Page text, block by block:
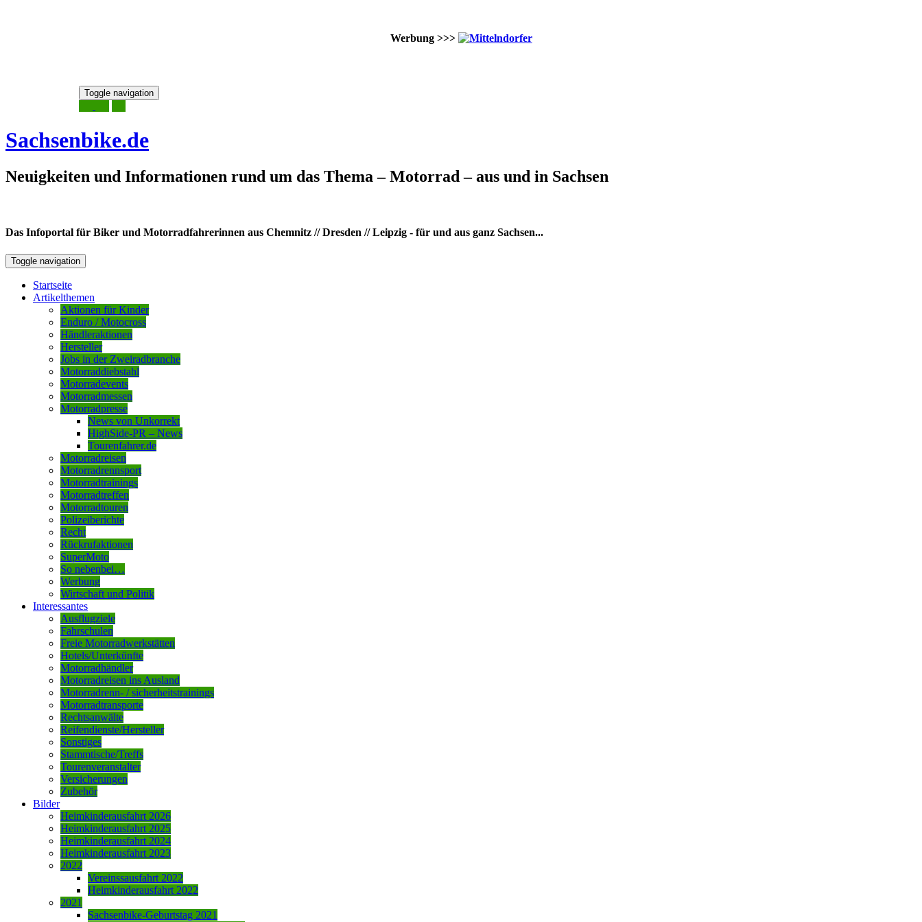
Werbung >>>
Toggle navigation
Sachsenbike.de
Neuigkeiten und Informationen rund um das Thema – Motorrad – aus und in Sachsen
Das Infoportal für Biker und Motorradfahrerinnen aus Chemnitz // Dresden // Leipzig - für und aus ganz Sachsen...
Toggle navigation
Startseite
Artikelthemen
Aktionen für Kinder
Enduro / Motocross
Händleraktionen
Hersteller
Jobs in der Zweiradbranche
Motorraddiebstahl
Motorradevents
Motorradmessen
Motorradpresse
News von Unkorrekt
HighSide-PR – News
Tourenfahrer.de
Motorradreisen
Motorradrennsport
Motorradtrainings
Motorradtreffen
Motorradtouren
Polizeiberichte
Recht
Rückrufaktionen
SuperMoto
So nebenbei…
Werbung
Wirtschaft und Politik
Interessantes
Ausflugziele
Fahrschulen
Freie Motorradwerkstätten
Hotels/Unterkünfte
Motorradhändler
Motorradreisen ins Ausland
Motorradrenn- / sicherheitstrainings
Motorradtransporte
Rechtsanwälte
Reifendienste/Hersteller
Sonstiges
Stammtische/Treffs
Tourenveranstalter
Versicherungen
Zubehör
Bilder
Heimkinderausfahrt 2026
Heimkinderausfahrt 2025
Heimkinderausfahrt 2024
Heimkinderausfahrt 2023
2022
Vereinssausfahrt 2022
Heimkinderausfahrt 2022
2021
Sachsenbike-Geburtstag 2021